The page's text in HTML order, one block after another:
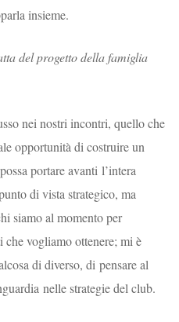
insieme.
del progetto della famiglia
nei nostri incontri, quello che
opportunità di costruire un
portare avanti l’intera
di vista strategico, ma
siamo al momento per
vogliamo ottenere; mi è
di diverso, di pensare al
nelle strategie del club.